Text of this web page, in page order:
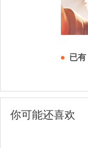
已有
你可能还喜欢